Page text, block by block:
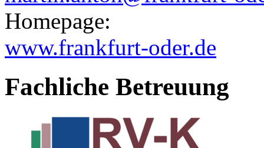
Homepage:
www.frankfurt-oder.de
Fachliche Betreuung